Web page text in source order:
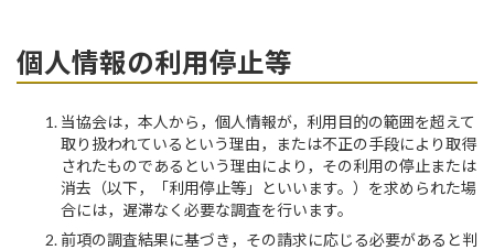
個人情報の利用停止等
当協会は，本人から，個人情報が，利用目的の範囲を超えて
取り扱われているという理由，または不正の手段により取得
されたものであるという理由により，その利用の停止または
消去（以下，「利用停止等」といいます。）を求められた場
合には，遅滞なく必要な調査を行います。
前項の調査結果に基づき，その請求に応じる必要があると判